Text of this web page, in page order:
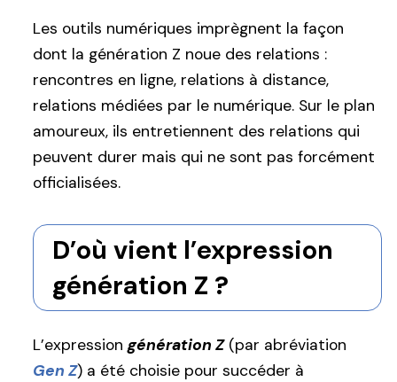
Les outils numériques imprègnent la façon
dont la génération Z noue des relations :
rencontres en ligne, relations à distance,
relations médiées par le numérique. Sur le plan
amoureux, ils entretiennent des relations qui
peuvent durer mais qui ne sont pas forcément
officialisées.
D’où vient l’expression
génération Z ?
L’expression génération Z(par abréviation
Gen Z) a été choisie pour succéder à